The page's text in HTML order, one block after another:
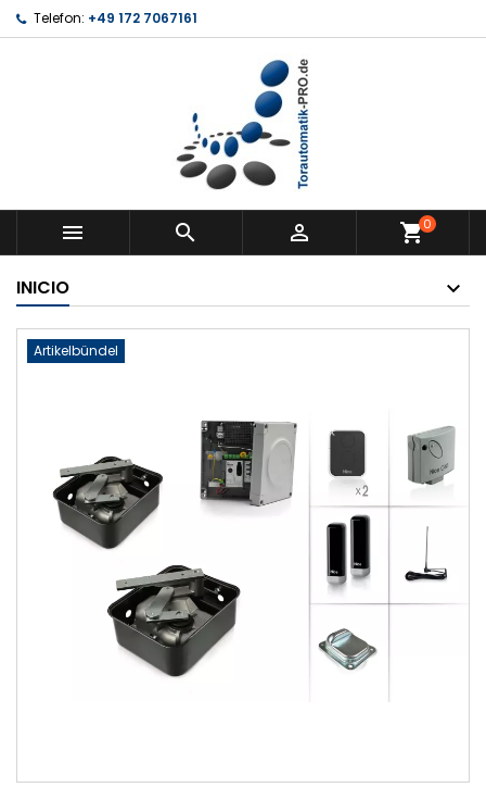
Telefon: +49 172 7067161
   shopping_cart0
INICIO
Artikelbündel